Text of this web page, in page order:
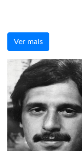
Ver mais